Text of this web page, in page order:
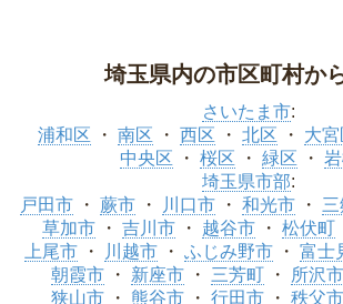
埼玉県内の市区町村か
さいたま市:
浦和区
南区 西区 北区 大宮
中央区
桜区 緑区
埼玉県市部:
戸田市
蕨市 川口市 和光市 三
草加市
吉川市 越谷市 松伏町
上尾市
川越市 ふじみ野市 富士
朝霞市
新座市 三芳町 所沢市
狭山市
熊谷市 行田市 秩父市